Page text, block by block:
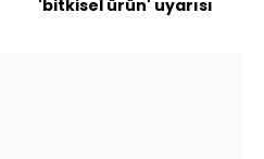
'bitkisel ürün' uyarısı